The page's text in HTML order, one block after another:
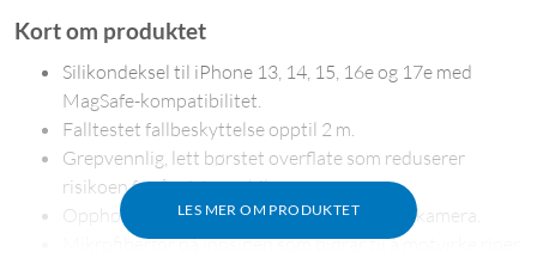
LES MER OM PRODUKTET
Kort om produktet
Silikondeksel til iPhone 13, 14, 15, 16e og 17e med
MagSafe-kompatibilitet.
Falltestet fallbeskyttelse opptil 2 m.
Grepvennlig, lett børstet overflate som reduserer
risikoen for å miste mobilen.
Opphøyde kanter som beskytter skjerm og kamera.
Mikrofiberfôr på innsiden som bidrar til å motvirke riper.